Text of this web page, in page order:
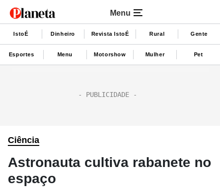
Menu
IstoÉ Dinheiro Revista IstoÉ Rural Gente
Esportes Menu Motorshow Mulher Pet
Ciência
Astronauta cultiva rabanete no
espaço